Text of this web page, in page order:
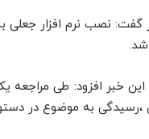
گفت: نصب نرم افزار
خبر افزود: طی مراجعه